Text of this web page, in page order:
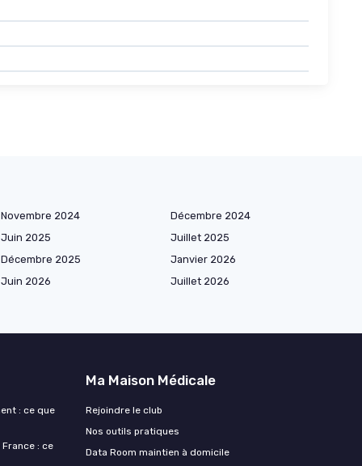
Novembre 2024
Décembre 2024
Juin 2025
Juillet 2025
Décembre 2025
Janvier 2026
Juin 2026
Juillet 2026
: ce que
: ce
Ma Maison Médicale
Rejoindre le club
Nos outils pratiques
Data Room maintien à domicile